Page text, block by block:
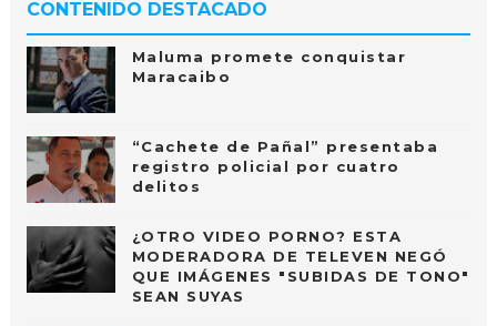
CONTENIDO DESTACADO
Maluma promete conquistar
Maracaibo
“Cachete de Pañal” presentaba
registro policial por cuatro
delitos
¿OTRO VIDEO PORNO? ESTA
MODERADORA DE TELEVEN NEGÓ
QUE IMÁGENES "SUBIDAS DE TONO"
SEAN SUYAS